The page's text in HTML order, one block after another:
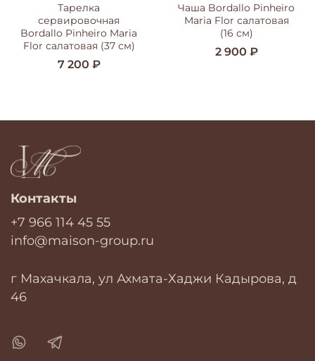
Тарелка
сервировочная
Bordallo Pinheiro Maria
Flor салатовая (37 см)
7 200 ₽
Чаша Bordallo Pinheiro
Maria Flor салатовая
(16 см)
2 900 ₽
Контакты
+7 966 114 45 55
info@maison-group.ru
г Махачкала, ул Ахмата-Хаджи Кадырова, д
46